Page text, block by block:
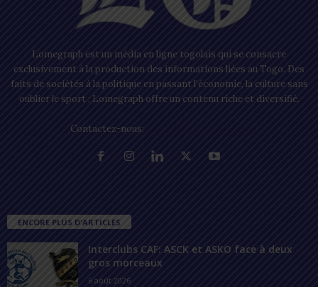
Lomegraph est un média en ligne togolais qui se consacre
exclusivement à la production des informations liées au Togo. Des
faits de sociétés à la politique en passant l’économie, la culture sans
oublier le sport ; Lomegraph offre un contenu riche et diversifié.
Contactez-nous:
ENCORE PLUS D'ARTICLES
Interclubs CAF: ASCK et ASKO face à deux
gros morceaux
6 août 2026